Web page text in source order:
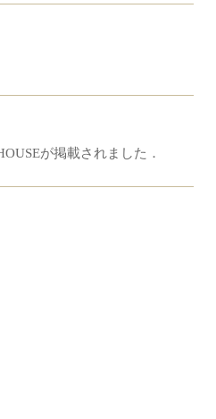
が掲載されました．